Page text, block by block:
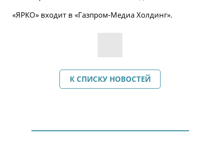
«ЯРКО» входит в «Газпром-Медиа Холдинг».
К СПИСКУ НОВОСТЕЙ